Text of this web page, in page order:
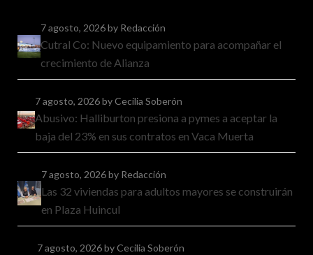
7 agosto, 2026by Redacción
Cutral Co: Nuevo equipamiento para acompañar el
crecimiento de Alianza
7 agosto, 2026by Cecilia Soberón
Abusivo: Halliburton presiona a pymes a aceptar la
baja del 23% en sus contratos en Vaca Muerta
7 agosto, 2026by Redacción
Las 32 viviendas para adultos mayores se construirán
en Plaza Huincul
7 agosto, 2026by Cecilia Soberón